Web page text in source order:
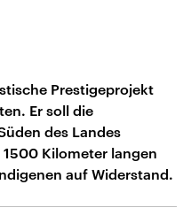
Prestigeprojekt
Er soll die
des Landes
Kilometer langen
auf Widerstand.